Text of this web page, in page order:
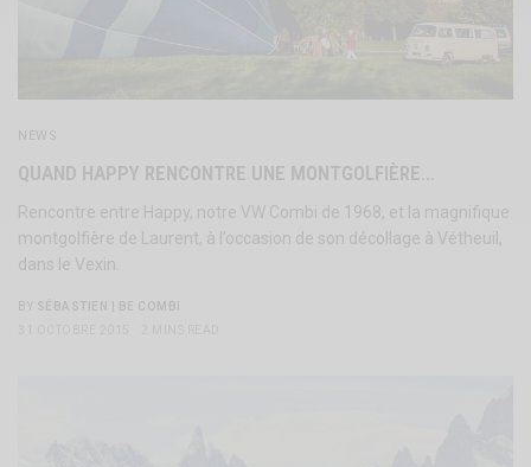
NEWS
QUAND HAPPY RENCONTRE UNE MONTGOLFIÈRE…
Rencontre entre Happy, notre VW Combi de 1968, et la magnifique
montgolfière de Laurent, à l’occasion de son décollage à Vétheuil,
dans le Vexin.
BY SÉBASTIEN | BE COMBI